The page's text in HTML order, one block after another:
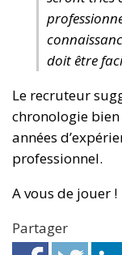
doit être
Le recruteur
chronologie bien
années
professionnel.
A vous de jouer !
Partager